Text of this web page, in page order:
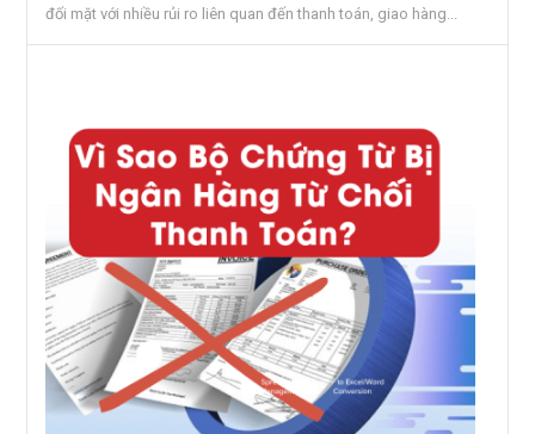
đối mặt với nhiều rủi ro liên quan đến thanh toán, giao hàng...